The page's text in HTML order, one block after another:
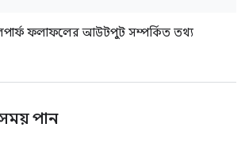
ফলাফলের আউটপুট সম্পর্কিত তথ্য
পান